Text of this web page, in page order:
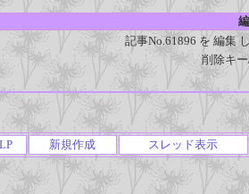
記事No.61896 を 編集
削除キ
新規作成 スレッド表示